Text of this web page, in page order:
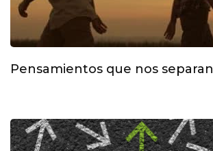
Pensamientos que nos separan